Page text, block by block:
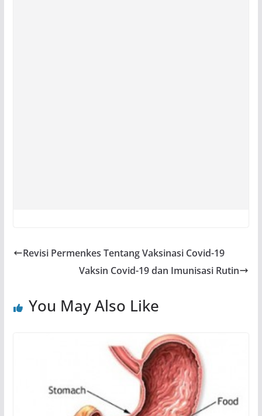
Revisi Permenkes Tentang Vaksinasi Covid-19
Vaksin Covid-19 dan Imunisasi Rutin
You May Also Like